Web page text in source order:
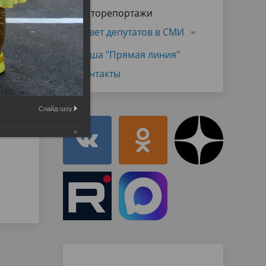
Муниципальная служба
Объявления
имущественного характера
Информационные материалы
Фоторепортажи
Совет депутатов в СМИ
Наша "Прямая линия"
Контакты
Слайд-шоу: